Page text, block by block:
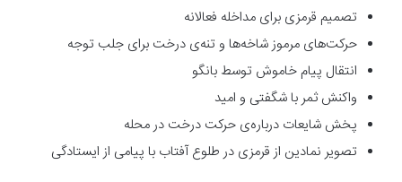
تصمیم قرمزی برای مداخله فعالانه
حرکت‌های مرموز شاخه‌ها و تنه‌ی درخت برای جلب توجه
انتقال پیام خاموش توسط بانگو
واکنش ثمر با شگفتی و امید
پخش شایعات درباره‌ی حرکت درخت در محله
تصویر نمادین از قرمزی در طلوع آفتاب با پیامی از ایستادگی